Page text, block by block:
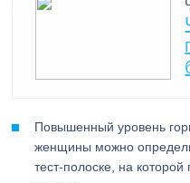
Повышенный уровень
женщины можно
тест-полоске, на